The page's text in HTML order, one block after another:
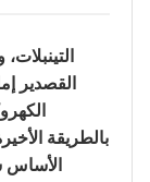
التينبلات،
القصدير إما
بالطريقة الأخيرة.
الأساس